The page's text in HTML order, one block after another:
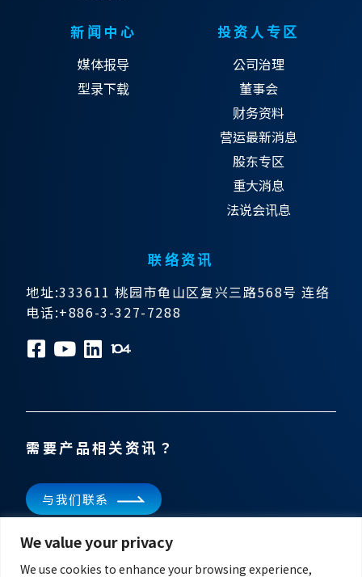
We value your privacy
We use cookies to enhance your browsing experience,
新闻中心
媒体报导
型录下载
投资人专区
公司治理
董事会
财务资料
营运最新消息
股东专区
重大消息
法说会讯息
联络资讯
地址:333611 桃园市龟山区复兴三路568号 连络
电话:+886-3-327-7288
订阅电子报
需要产品相关资讯？
与我们联系